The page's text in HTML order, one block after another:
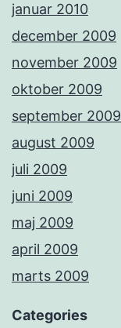
januar 2010
december 2009
november 2009
oktober 2009
september 2009
august 2009
juli 2009
juni 2009
maj 2009
april 2009
marts 2009
Categories